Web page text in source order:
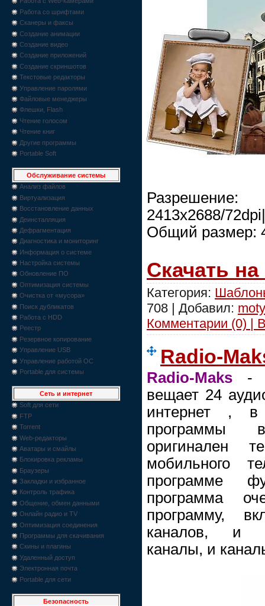
Работа со шрифтами
Сканеры и факсы
Создание анимации
Создание видео
Создание приложений
Создание скриншотов
Текстовые редакторы
Управление паролями
Файловые менеджеры
Флешки, Flash
Чтение голосом
Чтение книг
Другие программы
Portable Soft
Обслуживание системы
Анализ файлов
Виртуализация
Восстановление данных
Деинсталляция
Дефрагментация
Диагностика и мониторинг
Информация о системе
Настройка системы
Обновление ПО
Оптимизация системы
Очистка от «мусора»
Поиск дубликатов
Работа с HDD
Реестр
Резервное копирование
Управление USB
Управление работой ОС
Portable для системы
Сеть и интернет
Soft для сети
FTP
Torrent
Web-редакторы
Аватары и смайлы
Блокировка рекламы
Браузеры
Закладки и избранное
Контроль трафика
Общение, обмен данными
Онлайн радио и TV
Оптимизация соединения
Программы для скачивания
Скины и плагины
Удаленный доступ
Электронная почта
Portable для сети
Безопасность
2413x2688/72dpi|
Общий размер:
Скачать
Категория:
708 | Добавил:
Комментарии (0) |
Radio-
Radio-Maks -
вещает 24
интернет , в
программы
оригинален
мобильного
программе
программа
программу,
каналов, и
каналы, и